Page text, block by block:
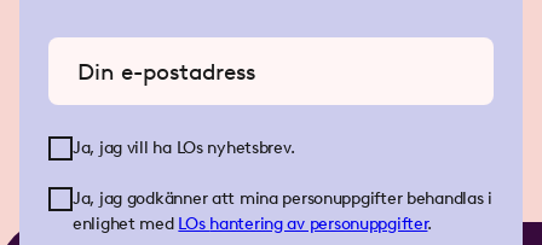
Ange din e-postadress
Ja, jag vill ha LOs nyhetsbrev.
Ja, jag godkänner att mina personuppgifter behandlas i
enlighet med LOs hantering av personuppgifter.